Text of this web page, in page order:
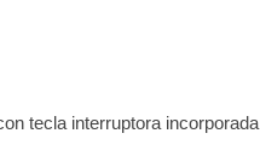
tecla interruptora incorporada